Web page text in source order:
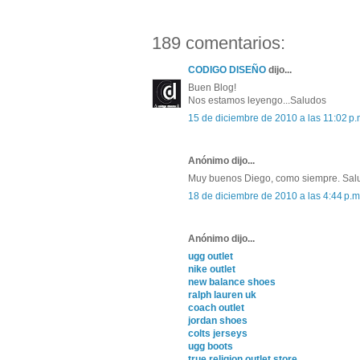
189 comentarios:
CODIGO DISEÑO dijo...
Buen Blog!
Nos estamos leyengo...Saludos
15 de diciembre de 2010 a las 11:02
Anónimo dijo...
Muy buenos Diego, como siempre.
18 de diciembre de 2010 a las 4:44
Anónimo dijo...
ugg outlet
nike outlet
new balance shoes
ralph lauren uk
coach outlet
jordan shoes
colts jerseys
ugg boots